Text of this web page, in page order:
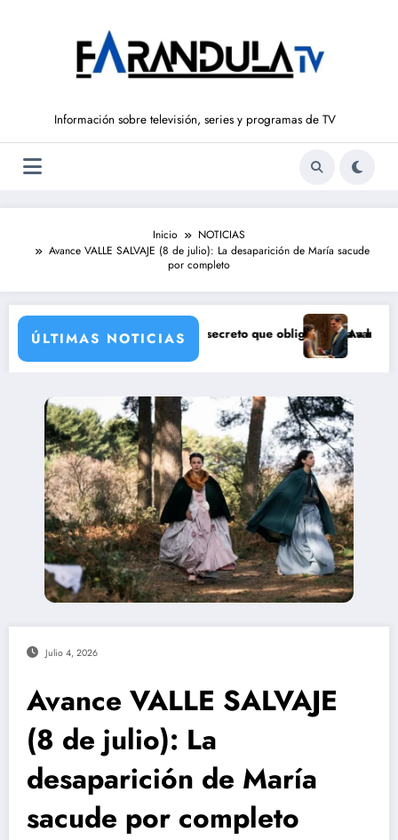
Información sobre televisión, series y programas de TV
Inicio
NOTICIAS
Avance VALLE SALVAJE (8 de julio): La desaparición de María sacude
por completo
ÚLTIMAS NOTICIAS
(7 de agosto): el secreto que obliga a Luisa a huir
Avance ‘LA
Julio 4, 2026
Avance VALLE SALVAJE
(8 de julio): La
desaparición de María
sacude por completo